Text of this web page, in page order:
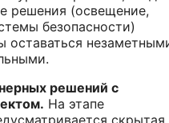
решения (освещение,
безопасности)
оставаться
решений с
На этапе
скрытая